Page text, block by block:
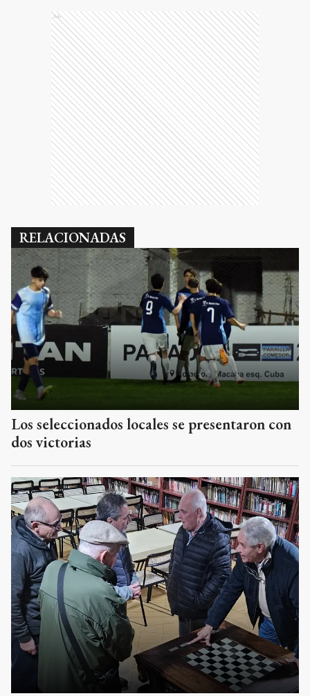
Ads
RELACIONADAS
Los seleccionados locales se presentaron con
dos victorias